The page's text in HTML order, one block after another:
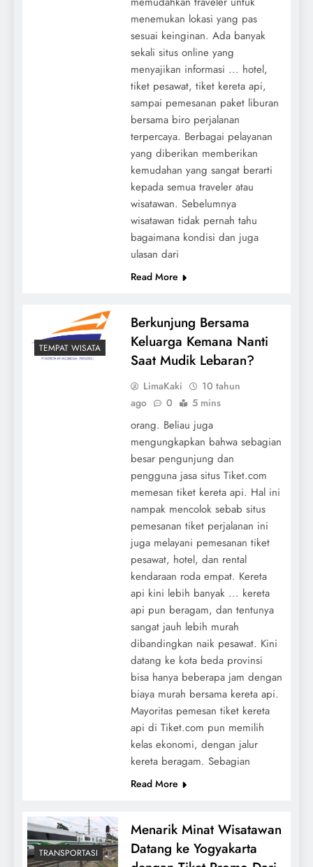
menemukan lokasi yang pas
sesuai keinginan. Ada banyak
sekali situs online yang
menyajikan informasi ... hotel,
tiket pesawat, tiket kereta api,
sampai pemesanan paket liburan
bersama biro perjalanan
terpercaya. Berbagai pelayanan
yang diberikan memberikan
kemudahan yang sangat berarti
kepada semua traveler atau
wisatawan. Sebelumnya
wisatawan tidak pernah tahu
bagaimana kondisi dan juga
ulasan dari
Read More
TEMPAT WISATA
Berkunjung Bersama
Keluarga Kemana Nanti
Saat Mudik Lebaran?
LimaKaki
10 tahun
ago
0 5 mins
orang. Beliau juga
mengungkapkan bahwa sebagian
besar pengunjung dan
pengguna jasa situs Tiket.com
memesan tiket kereta api. Hal ini
nampak mencolok sebab situs
pemesanan tiket perjalanan ini
juga melayani pemesanan tiket
pesawat, hotel, dan rental
kendaraan roda empat. Kereta
api kini lebih banyak ... kereta
api pun beragam, dan tentunya
sangat jauh lebih murah
dibandingkan naik pesawat. Kini
datang ke kota beda provinsi
bisa hanya beberapa jam dengan
biaya murah bersama kereta api.
Mayoritas pemesan tiket kereta
api di Tiket.com pun memilih
kelas ekonomi, dengan jalur
kereta beragam. Sebagian
Read More
TRANSPORTASI
Menarik Minat Wisatawan
Datang ke Yogyakarta